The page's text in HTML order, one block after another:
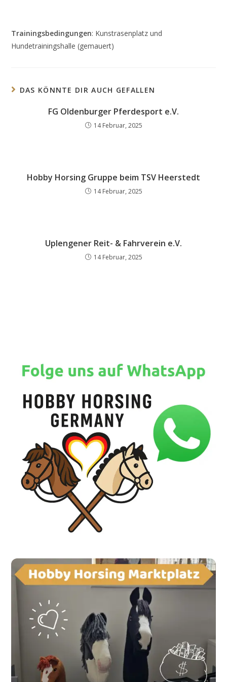
Trainingsbedingungen: Kunstrasenplatz und
Hundetrainingshalle (gemauert)
DAS KÖNNTE DIR AUCH GEFALLEN
FG Oldenburger Pferdesport e.V.
14 Februar, 2025
Hobby Horsing Gruppe beim TSV Heerstedt
14 Februar, 2025
Uplengener Reit- & Fahrverein e.V.
14 Februar, 2025